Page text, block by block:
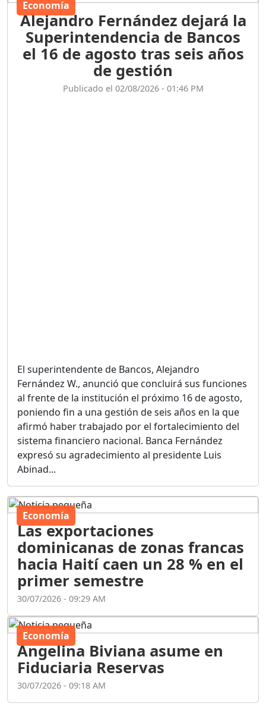
Economía
Alejandro Fernández dejará la
Superintendencia de Bancos
el 16 de agosto tras seis años
de gestión
Publicado el 02/08/2026 - 01:46 PM
El superintendente de Bancos, Alejandro
Fernández W., anunció que concluirá sus funciones
al frente de la institución el próximo 16 de agosto,
poniendo fin a una gestión de seis años en la que
afirmó haber trabajado por el fortalecimiento del
sistema financiero nacional. Banca Fernández
expresó su agradecimiento al presidente Luis
Abinad...
Economía
Las exportaciones
dominicanas de zonas francas
hacia Haití caen un 28 % en el
primer semestre
30/07/2026 - 09:29 AM
Economía
Angelina Biviana asume en
Fiduciaria Reservas
30/07/2026 - 09:18 AM